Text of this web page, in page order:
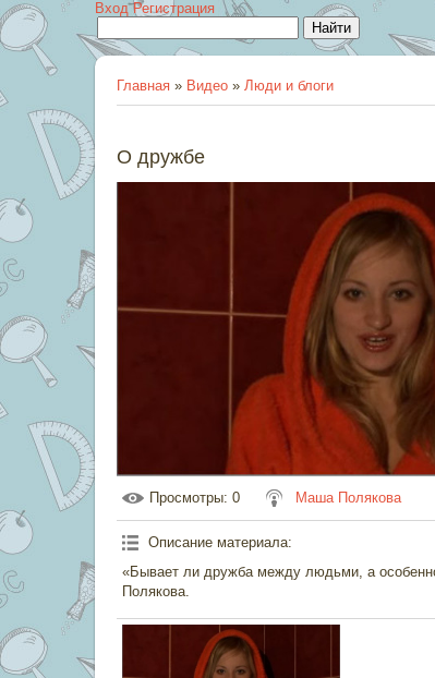
Вход Регистрация
Главная » Видео » Люди и блоги
О дружбе
Просмотры: 0 Маша Полякова
Описание материала:
«Бывает ли дружба между людьми, а
Полякова.